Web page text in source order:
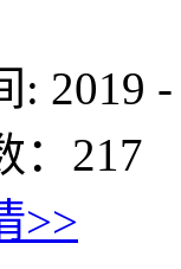
: 2019 -
217
>>